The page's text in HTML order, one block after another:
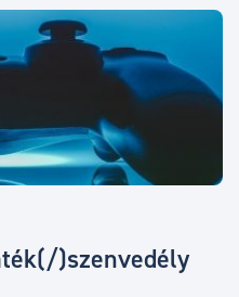
)szenvedély